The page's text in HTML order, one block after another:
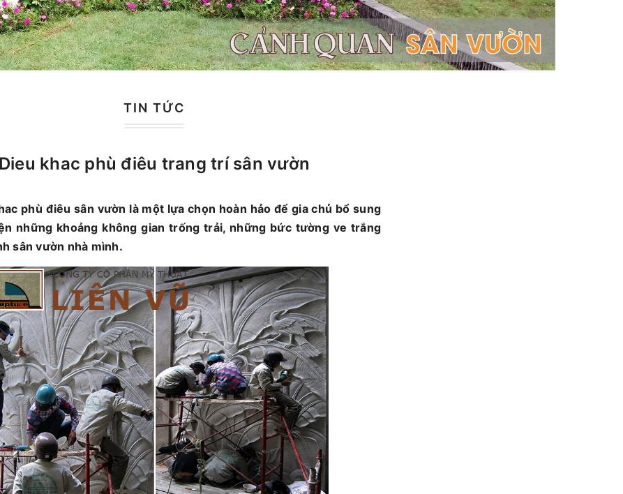
TIN TỨC
Dieu khac phù điêu trang trí sân vườn
phù điêu sân vườn là một lựa chọn hoàn hảo để gia chủ bổ sung
những khoảng không gian trống trải, những bức tường ve trắng
sân vườn nhà mình.